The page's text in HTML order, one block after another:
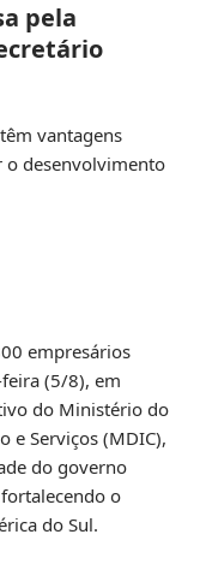
pela
vantagens
desenvolvimento
empresários
(5/8), em
do Ministério do
e Serviços (MDIC),
do governo
o
do Sul.